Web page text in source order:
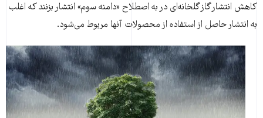
کاهش انتشار گاز گلخانه‌ای در به اصطلاح «دامنه سوم» انتشار بزنند که اغلب
به انتشار حاصل از استفاده از محصولات آنها مربوط می‌شود.